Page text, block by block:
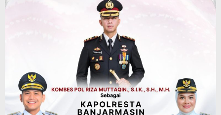
Hari Pramuka ke-65, Kwarcab
Banjarmasin Ziarah ke Makam Pangeran
Antasari dan Gelar Ulang Janji
Advertorial Dinas Kehutanan Kalsel
Api Sempat Berkobar, Karhutla di
Tahura Sultan Adam Berhasil